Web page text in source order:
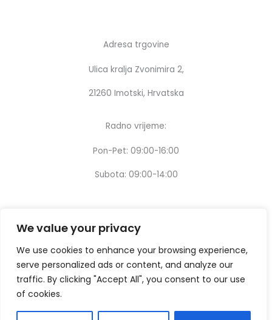
We value your privacy
We use cookies to enhance your browsing experience,
serve personalized ads or content, and analyze our
traffic. By clicking "Accept All", you consent to our use
of cookies.
Adresa trgovine
Ulica kralja Zvonimira 2,
21260 Imotski, Hrvatska
Radno vrijeme:
Pon-Pet: 09:00-16:00
Subota: 09:00-14:00